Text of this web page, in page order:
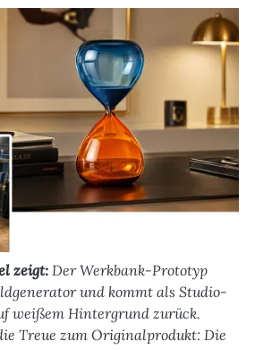
zeigt: Der Werkbank-Prototyp
und kommt als Studio-
weißem Hintergrund zurück.
Treue zum Originalprodukt: Die